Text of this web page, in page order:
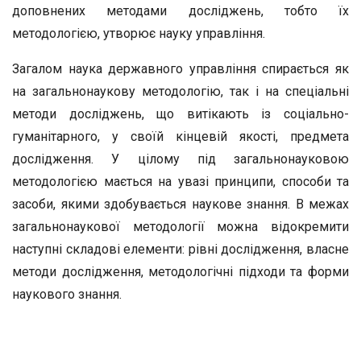
доповнених методами досліджень, тобто їх
методологією, утворює науку управління.
Загалом наука державного управління спирається як
на загальнонаукову методологію, так і на спеціальні
методи досліджень, що витікають із соціально-
гуманітарного, у своїй кінцевій якості, предмета
дослідження. У цілому під загальнонауковою
методологією мається на увазі принципи, способи та
засоби, якими здобувається наукове знання. В межах
загальнонаукової методології можна відокремити
наступні складові елементи: рівні дослідження, власне
методи дослідження, методологічні підходи та форми
наукового знання.